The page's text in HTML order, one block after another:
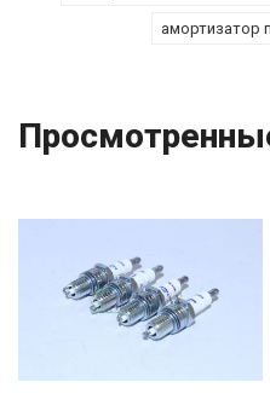
амортизатор